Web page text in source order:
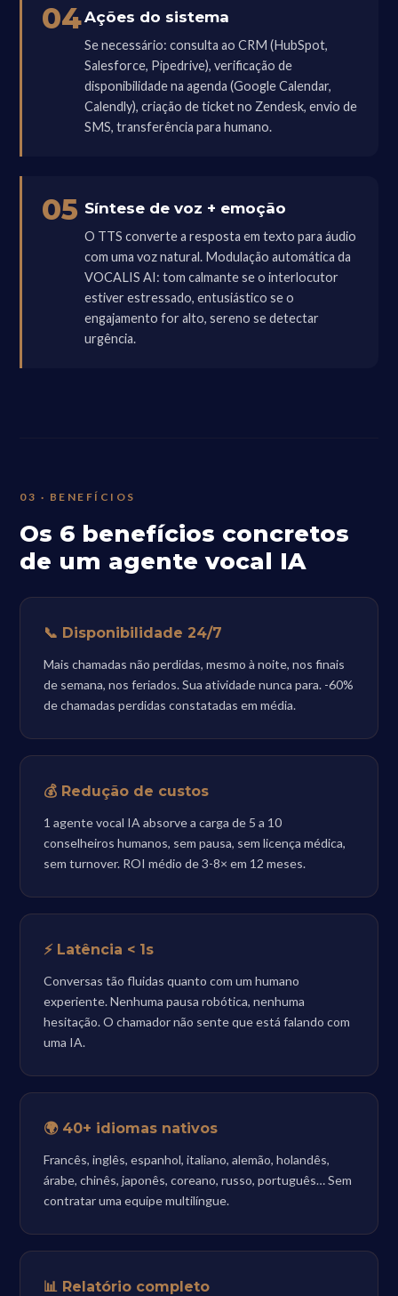
04Ações do sistema
Se necessário: consulta ao CRM (HubSpot,
Salesforce, Pipedrive), verificação de
disponibilidade na agenda (Google Calendar,
Calendly), criação de ticket no Zendesk, envio de
SMS, transferência para humano.
05 Síntese de voz + emoção
O TTS converte a resposta em texto para áudio
com uma voz natural. Modulação automática da
VOCALIS AI: tom calmante se o interlocutor
estiver estressado, entusiástico se o
engajamento for alto, sereno se detectar
urgência.
03 · BENEFÍCIOS
Os 6 benefícios concretos
de um agente vocal IA
📞 Disponibilidade 24/7
Mais chamadas não perdidas, mesmo à noite, nos finais
de semana, nos feriados. Sua atividade nunca para. -60%
de chamadas perdidas constatadas em média.
💰 Redução de custos
1 agente vocal IA absorve a carga de 5 a 10
conselheiros humanos, sem pausa, sem licença médica,
sem turnover. ROI médio de 3-8× em 12 meses.
⚡ Latência < 1s
Conversas tão fluidas quanto com um humano
experiente. Nenhuma pausa robótica, nenhuma
hesitação. O chamador não sente que está falando com
uma IA.
🌍 40+ idiomas nativos
Francês, inglês, espanhol, italiano, alemão, holandês,
árabe, chinês, japonês, coreano, russo, português… Sem
contratar uma equipe multilíngue.
📊 Relatório completo